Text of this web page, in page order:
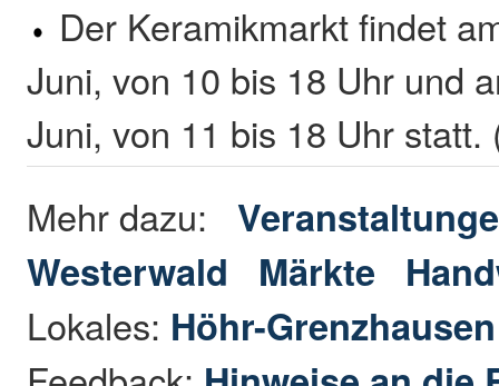
Der Keramikmarkt findet
Juni, von 10 bis 18 Uhr und
Juni, von 11 bis 18 Uhr statt.
Mehr dazu:
Westerwald
Märkte
Lokales: Höhr-